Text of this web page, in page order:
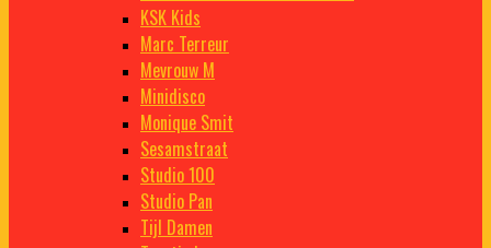
KSK Kids
Marc Terreur
Mevrouw M
Minidisco
Monique Smit
Sesamstraat
Studio 100
Studio Pan
Tijl Damen